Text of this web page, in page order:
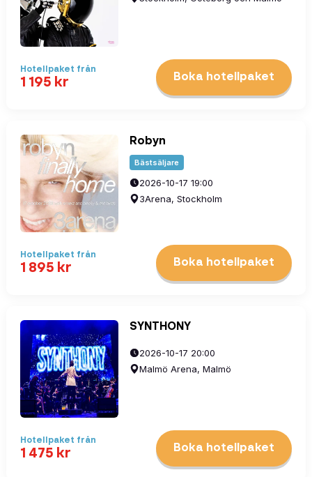
Hotellpaket från
1 195 kr Boka hotellpaket
Robyn
Bästsäljare
2026-10-17 19:00
3Arena, Stockholm
Hotellpaket från
1 895 kr Boka hotellpaket
SYNTHONY
2026-10-17 20:00
Malmö Arena, Malmö
Hotellpaket från
1 475 kr Boka hotellpaket